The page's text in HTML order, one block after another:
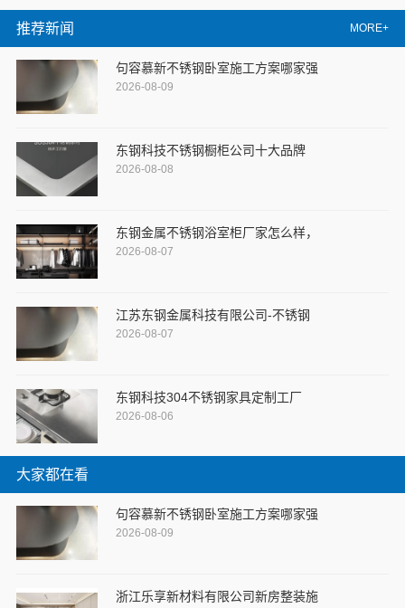
推荐新闻 MORE+
句容慕新不锈钢卧室施工方案哪家强
2026-08-09
东钢科技不锈钢橱柜公司十大品牌
2026-08-08
东钢金属不锈钢浴室柜厂家怎么样，
2026-08-07
江苏东钢金属科技有限公司-不锈钢
2026-08-07
东钢科技304不锈钢家具定制工厂
2026-08-06
大家都在看
句容慕新不锈钢卧室施工方案哪家强
2026-08-09
浙江乐享新材料有限公司新房整装施